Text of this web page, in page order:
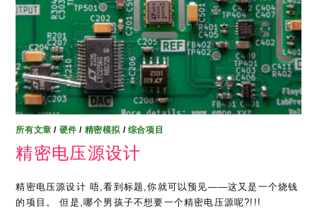
所有文章 / 硬件 / 精密模拟 / 综合项目
精密电压源设计
精密电压源设计 唔,看到标题,你就可以预见——这又是一个烧钱
的项目。 但是,哪个男孩子不想要一个精密电压源呢?!!!